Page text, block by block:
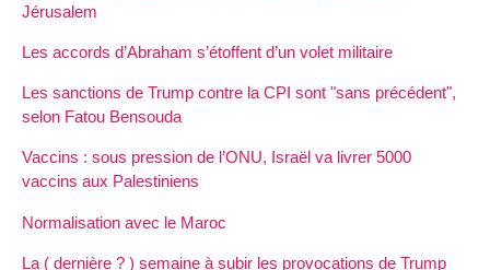
Jérusalem
Les accords d’Abraham s’étoffent d’un volet militaire
Les sanctions de Trump contre la CPI sont "sans précédent",
selon Fatou Bensouda
Vaccins : sous pression de l’ONU, Israël va livrer 5000
vaccins aux Palestiniens
Normalisation avec le Maroc
La ( dernière ? ) semaine à subir les provocations de Trump